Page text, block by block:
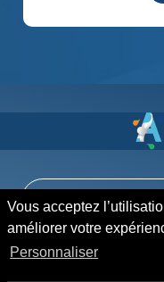
Vous acceptez
améliorer votre
Personnaliser
01 85 53 74
Zones desservies